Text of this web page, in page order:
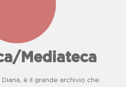
Mediateca
è il grande archivio che